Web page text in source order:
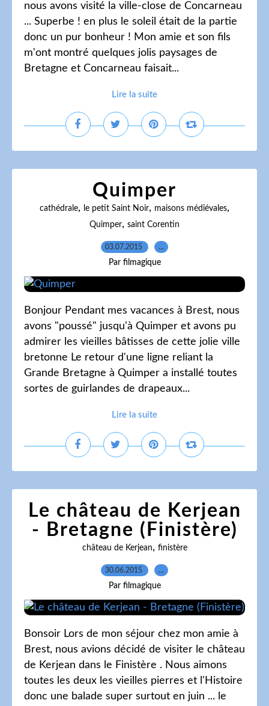
nous avons visité la ville-close de Concarneau
... Superbe ! en plus le soleil était de la partie
donc un pur bonheur ! Mon amie et son fils
m'ont montré quelques jolis paysages de
Bretagne et Concarneau faisait...
Lire la suite
Quimper
cathédrale, le petit Saint Noir, maisons médiévales,
Quimper, saint Corentin
03.07.2015 …
Par filmagique
Bonjour Pendant mes vacances à Brest, nous
avons "poussé" jusqu'à Quimper et avons pu
admirer les vieilles bâtisses de cette jolie ville
bretonne Le retour d'une ligne reliant la
Grande Bretagne à Quimper a installé toutes
sortes de guirlandes de drapeaux...
Lire la suite
Le château de Kerjean
- Bretagne (Finistère)
château de Kerjean, finistère
30.06.2015 …
Par filmagique
Bonsoir Lors de mon séjour chez mon amie à
Brest, nous avions décidé de visiter le château
de Kerjean dans le Finistère . Nous aimons
toutes les deux les vieilles pierres et l'Histoire
donc une balade super surtout en juin ... le